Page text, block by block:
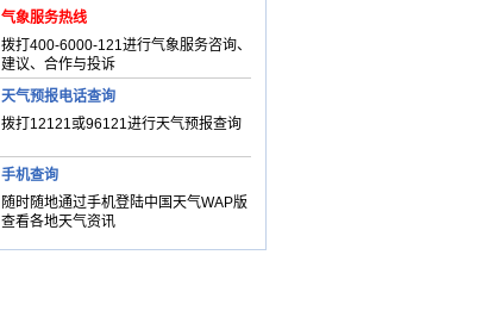
气象服务热线
拨打400-6000-121进行气象服务咨询、
建议、合作与投诉
天气预报电话查询
拨打12121或96121进行天气预报查询
手机查询
随时随地通过手机登陆中国天气WAP版
查看各地天气资讯